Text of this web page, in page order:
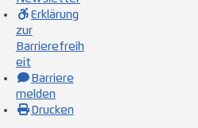
Erklärung
zur
Barrierefreih
eit
Barriere
melden
Drucken